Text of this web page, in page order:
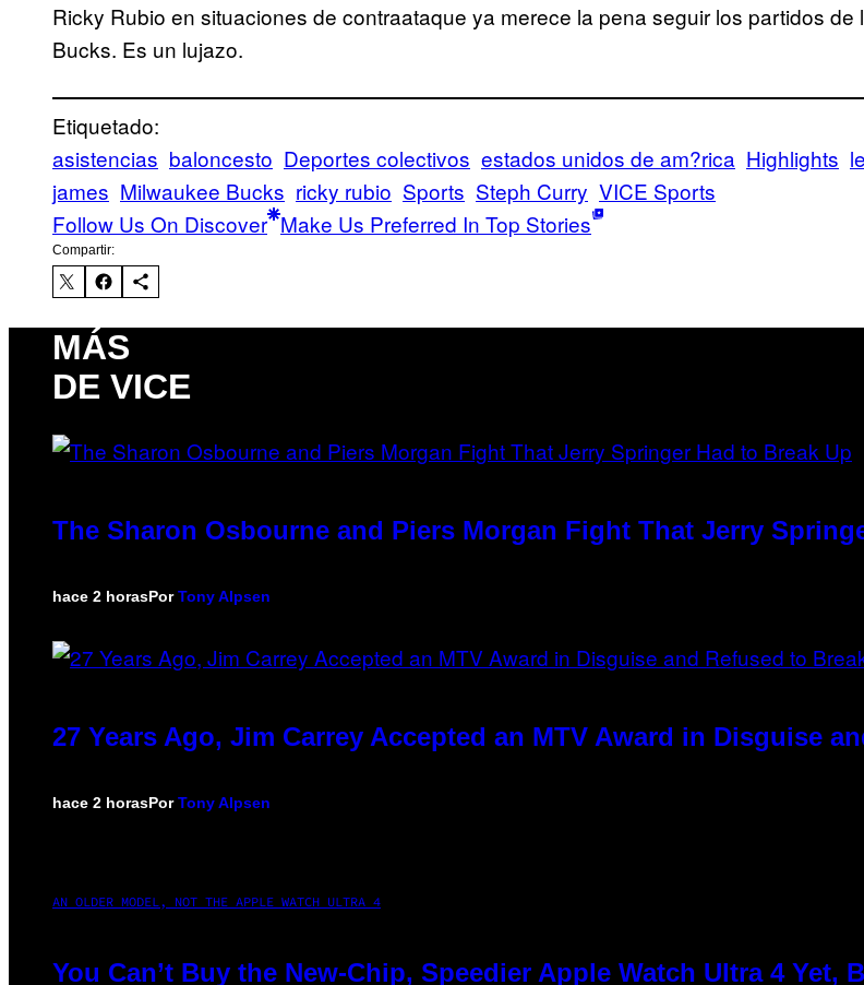
Ricky Rubio en situaciones de contraataque ya merece la pena seguir los partidos de
Bucks. Es un lujazo.
Etiquetado:
asistencias baloncesto Deportes colectivos estados unidos de am?rica Highlights
james Milwaukee Bucks ricky rubio Sports Steph Curry VICE Sports
Follow Us On Discover Make Us Preferred In Top Stories
Compartir:
MÁS
DE VICE
The Sharon Osbourne and Piers Morgan Fight That Jerry
hace 2 horasPorTony Alpsen
27 Years Ago, Jim Carrey Accepted an MTV Award in Disguise
hace 2 horasPorTony Alpsen
AN OLDER MODEL, NOT THE APPLE WATCH ULTRA 4
You Can’t Buy the New-Chip, Speedier Apple Watch Ultra 4 Yet,